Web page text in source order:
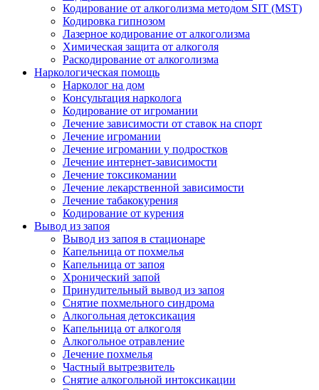
Кодирование от алкоголизма методом SIT (MST)
Кодировка гипнозом
Лазерное кодирование от алкоголизма
Химическая защита от алкоголя
Раскодирование от алкоголизма
Наркологическая помощь
Нарколог на дом
Консультация нарколога
Кодирование от игромании
Лечение зависимости от ставок на спорт
Лечение игромании
Лечение игромании у подростков
Лечение интернет-зависимости
Лечение токсикомании
Лечение лекарственной зависимости
Лечение табакокурения
Кодирование от курения
Вывод из запоя
Вывод из запоя в стационаре
Капельница от похмелья
Капельница от запоя
Хронический запой
Принудительный вывод из запоя
Снятие похмельного синдрома
Алкогольная детоксикация
Капельница от алкоголя
Алкогольное отравление
Лечение похмелья
Частный вытрезвитель
Снятие алкогольной интоксикации